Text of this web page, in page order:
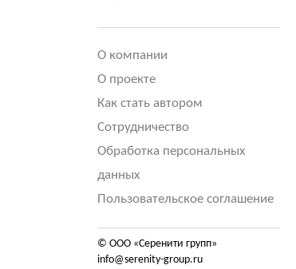
О компании
О проекте
Как стать автором
Сотрудничество
Обработка персональных
данных
Пользовательское соглашение
© ООО «Серенити групп»
info@serenity-group.ru